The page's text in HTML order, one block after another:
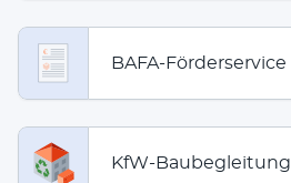
BAFA-Förderservice
KfW-Baubegleitung